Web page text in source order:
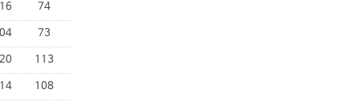
74
73
113
108